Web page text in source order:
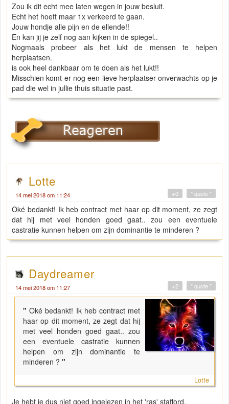
Zou ik dit echt mee laten wegen in jouw besluit.
Echt het hoeft maar 1x verkeerd te gaan.
Jouw hondje alle pijn en de ellende!!
En kan jij je zelf nog aan kijken in de spiegel..
Nogmaals probeer als het lukt de mensen te helpen
herplaatsen.
is ook heel dankbaar om te doen als het lukt!!
Misschien komt er nog een lieve herplaatser onverwachts op je
pad die wel in jullie thuis situatie past.
Lotte
14 mei 2018 om 11:24 " quote "
+0
Oké bedankt! Ik heb contract met haar op dit moment, ze zegt
dat hij met veel honden goed gaat.. zou een eventuele
castratie kunnen helpen om zijn dominantie te minderen ?
Daydreamer
14 mei 2018 om 11:27 " quote "
+2
"Oké bedankt! Ik heb contract met
haar op dit moment, ze zegt dat hij
met veel honden goed gaat.. zou
een eventuele castratie kunnen
helpen om zijn dominantie te
minderen ? "
Lotte
Je hebt je dus niet goed ingelezen in het 'ras' stafford.